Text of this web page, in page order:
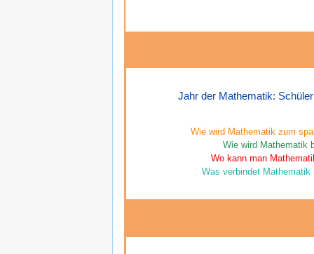
Jahr der Mathematik:
Wie wird Mathematik zum
Wie wird Mathematik
Wo kann man
Was verbindet Mathematik